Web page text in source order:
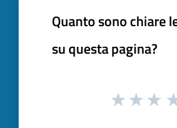
Quanto sono chiare
su questa pagina?